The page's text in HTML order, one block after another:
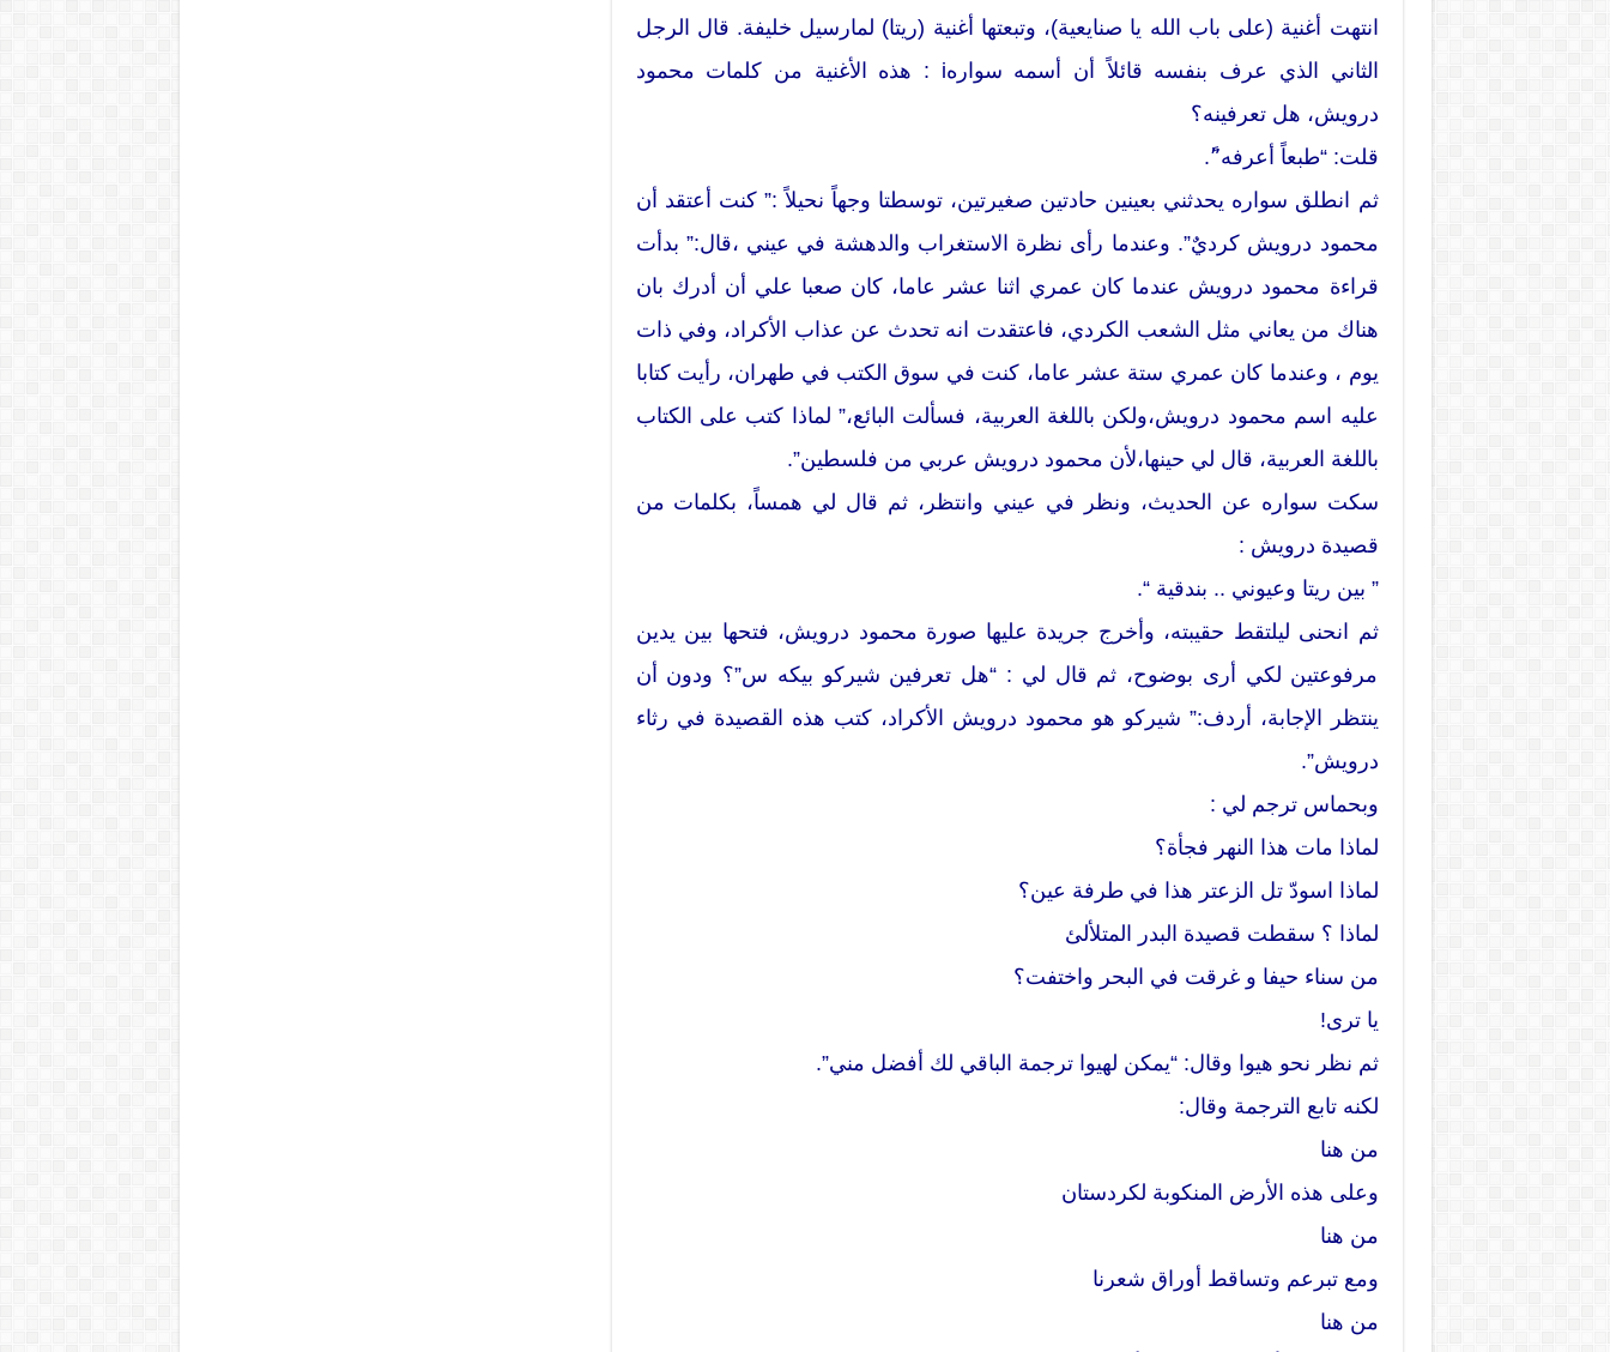
انتهت أغنية (على باب الله يا صنايعية)، وتبعتها أغنية (ريتا) لمارسيل خليفة. قال الرجل
الثاني الذي عرف بنفسه قائلاً أن أسمه سوارهi : هذه الأغنية من كلمات محمود
درويش، هل تعرفينه؟
قلت: “طبعاً أعرفه”ً.
ثم انطلق سواره يحدثني بعينين حادتين صغيرتين، توسطتا وجهاً نحيلاً :” كنت أعتقد أن
محمود درويش كرديٌ”. وعندما رأى نظرة الاستغراب والدهشة في عيني ،قال:” بدأت
قراءة محمود درويش عندما كان عمري اثنا عشر عاما، كان صعبا علي أن أدرك بان
هناك من يعاني مثل الشعب الكردي، فاعتقدت انه تحدث عن عذاب الأكراد، وفي ذات
يوم ، وعندما كان عمري ستة عشر عاما، كنت في سوق الكتب في طهران، رأيت كتابا
عليه اسم محمود درويش،ولكن باللغة العربية، فسألت البائع،” لماذا كتب على الكتاب
باللغة العربية، قال لي حينها،لأن محمود درويش عربي من فلسطين”.
سكت سواره عن الحديث، ونظر في عيني وانتظر، ثم قال لي همساً، بكلمات من
قصيدة درويش :
” بين ريتا وعيوني .. بندقية “.
ثم انحنى ليلتقط حقيبته، وأخرج جريدة عليها صورة محمود درويش، فتحها بين يدين
مرفوعتين لكي أرى بوضوح، ثم قال لي : “هل تعرفين شيركو بيكه س”؟ ودون أن
ينتظر الإجابة، أردف:” شيركو هو محمود درويش الأكراد، كتب هذه القصيدة في رثاء
درويش”.
وبحماس ترجم لي :
لماذا مات هذا النهر فجأة؟
لماذا اسودّ تل الزعتر هذا في طرفة عين؟
لماذا ؟ سقطت قصيدة البدر المتلألئ
من سناء حيفا و غرقت في البحر واختفت؟
يا ترى!
ثم نظر نحو هيوا وقال: “يمكن لهيوا ترجمة الباقي لك أفضل مني”.
لكنه تابع الترجمة وقال:
من هنا
وعلى هذه الأرض المنكوبة لكردستان
من هنا
ومع تبرعم وتساقط أوراق شعرنا
من هنا